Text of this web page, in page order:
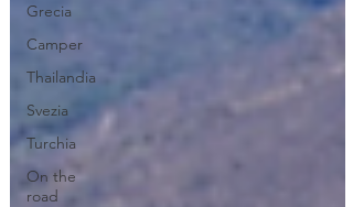
Grecia
Camper
Thailandia
Svezia
Turchia
On the
road